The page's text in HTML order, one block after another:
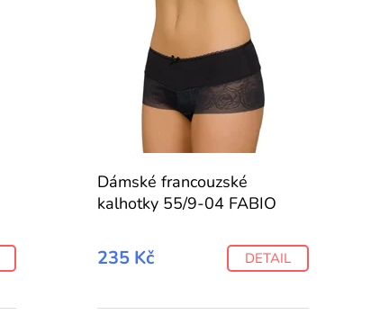
Dámské francouzské
kalhotky 55/9-04 FABIO
235 Kč DETAIL